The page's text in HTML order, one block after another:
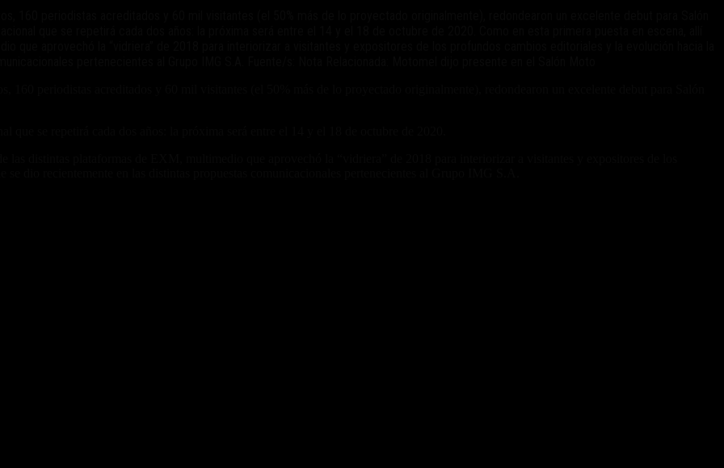
que se repetirá cada dos años: la próxima será entre el 14 y el 18 de octubre de 2020. Como en esta primera puesta en escena, allí
que aprovechó la “vidriera” de 2018 para interiorizar a visitantes y expositores de los profundos cambios editoriales y la evolución hacia la
pertenecientes al Grupo IMG S.A. Fuente/s: Nota Relacionada: Motomel dijo presente en el Salón Moto
160 periodistas acreditados y 60 mil visitantes (el 50% más de lo proyectado originalmente), redondearon un excelente debut para Salón
las distintas plataformas de EXM, multimedio que aprovechó la “vidriera” de 2018 para interiorizar a visitantes y expositores de los
dio recientemente en las distintas propuestas comunicacionales pertenecientes al Grupo IMG S.A.